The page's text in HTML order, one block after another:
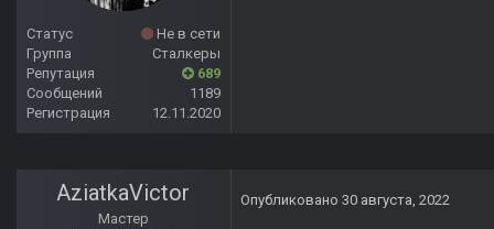
Статус
Не в сети
Группа
Сталкеры
Репутация
689
Сообщений
1189
Регистрация
12.11.2020
AziatkaVictor
Мастер
Опубликовано 30 августа, 2022